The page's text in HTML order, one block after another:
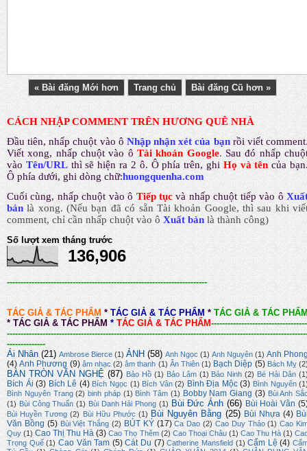
« Bài đăng Mới hơn Trang chủ Bài đăng Cũ hơn »
CÁCH NHẬP COMMENT TRÊN HƯƠNG QUÊ NHÀ
Đầu tiên, nhấp chuột vào ô Nhập nhận xét của bạn rồi viết comment
Viết xong, nhấp chuột vào ô Tài khoản Google. Sau đó nhấp
vào Tên/URL thì sẽ hiện ra 2 ô. Ô phía trên, ghi Họ và tên của
Ô phía dưới, ghi dòng chữ:huongquenha.com
Cuối cùng, nhấp chuột vào ô Tiếp tục và nhấp chuột tiếp vào ô
bản là xong.(Nếu bạn đã có sẵn Tài khoản Google, thì sau khi
comment, chỉ cần nhấp chuột vào ô Xuất bản là thành công)
Số lượt xem tháng trước
136,906
-------------------------------------------------------------------------
TÁC GIẢ & TÁC PHẨM * TÁC GIẢ & TÁC PHẨM * TÁC GIẢ & TÁC
* TÁC GIẢ & TÁC PHẨM *TÁC GIẢ & TÁC PHẨM-----------------------------------
--------------
Ái Nhân (21) Ambrose Bierce (1) ẢNH (58) Anh Ngọc (1) Anh Nguyên (1) Anh
(4) Anh Phương (9) âm nhạc (2) âm thanh (1) Ân Thiên (1) Bạch Diệp (5) Bách Mỵ
BÀN TRÒN VĂN NGHỆ (87) Bảo Hồ (1) Bảo Lâm (1) Bảo Ninh (2) Bé Hải Dân
Bích Ái (3) Bích Lê (4) Bích Ngọc (1) Bích Vân (2) Bình Địa Mộc (3) Bình Nguyên
Bình Nguyên Trang (2) binh pháp (1) Bình Tâm (1) Bobby Nam Giang (3) Bùi Anh
(1) Bùi Công Thuấn (1) Bùi Danh Hải Phong (1) Bùi Đức Ánh (66) Bùi Hoài Vân
Bùi Huyền Tương (2) Bùi Hữu Phước (1) Bùi Nguyên Bằng (25) Bùi Nhựa (4)
Văn Bồng (5) Bùi Việt Thắng (2) BÚT KÝ (17) Ca Dao (2) Cao Duy Thảo (1) Cao
Quy (1) Cao Thị Thu Hà (3) Cao Thọ Thêm (2) Cao Thoại Châu (1) Cao Thu Hà (1)
Trọng Quế (1) Cao Văn Tam (5) Cát Du (7) Catherine Mansfield (1) Cẩm Lệ (4)